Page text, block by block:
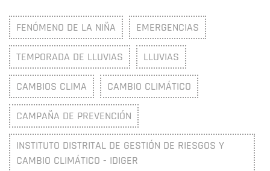
FENÓMENO DE LA NIÑA EMERGENCIAS
TEMPORADA DE LLUVIAS LLUVIAS
CAMBIOS CLIMA CAMBIO CLIMÁTICO
CAMPAÑA DE PREVENCIÓN
INSTITUTO DISTRITAL DE GESTIÓN DE RIESGOS Y
CAMBIO CLIMÁTICO - IDIGER